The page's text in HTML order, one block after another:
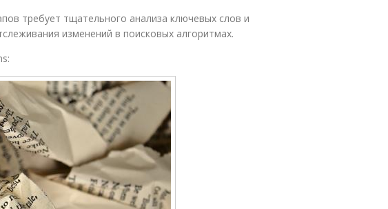
требует тщательного анализа ключевых слов и
изменений в поисковых алгоритмах.